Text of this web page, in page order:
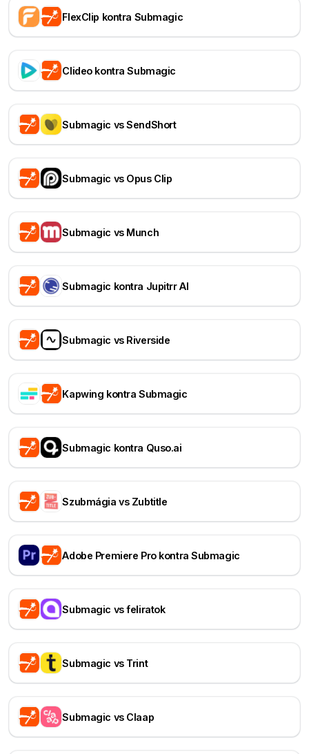
FlexClip kontra Submagic
Clideo kontra Submagic
Submagic vs SendShort
Submagic vs Opus Clip
Submagic vs Munch
Submagic kontra Jupitrr AI
Submagic vs Riverside
Kapwing kontra Submagic
Submagic kontra Quso.ai
Szubmágia vs Zubtitle
Adobe Premiere Pro kontra Submagic
Submagic vs feliratok
Submagic vs Trint
Submagic vs Claap